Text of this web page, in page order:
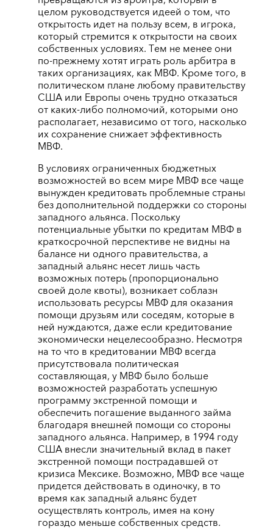
целом руководствуется идеей о том, что
открытость идет на пользу всем, в игрока,
который стремится к открытости на своих
собственных условиях. Тем не менее они
по-прежнему хотят играть роль арбитра в
таких организациях, как МВФ. Кроме того, в
политическом плане любому правительству
США или Европы очень трудно отказаться
от каких-либо полномочий, которыми оно
располагает, независимо от того, насколько
их сохранение снижает эффективность
МВФ.
В условиях ограниченных бюджетных
возможностей во всем мире МВФ все чаще
вынужден кредитовать проблемные страны
без дополнительной поддержки со стороны
западного альянса. Поскольку
потенциальные убытки по кредитам МВФ в
краткосрочной перспективе не видны на
балансе ни одного правительства, а
западный альянс несет лишь часть
возможных потерь (пропорционально
своей доле квоты), возникает соблазн
использовать ресурсы МВФ для оказания
помощи друзьям или соседям, которые в
ней нуждаются, даже если кредитование
экономически нецелесообразно. Несмотря
на то что в кредитовании МВФ всегда
присутствовала политическая
составляющая, у МВФ было больше
возможностей разработать успешную
программу экстренной помощи и
обеспечить погашение выданного займа
благодаря внешней помощи со стороны
западного альянса. Например, в 1994 году
США внесли значительный вклад в пакет
экстренной помощи пострадавшей от
кризиса Мексике. Возможно, МВФ все чаще
придется действовать в одиночку, в то
время как западный альянс будет
осуществлять контроль, имея на кону
гораздо меньше собственных средств.